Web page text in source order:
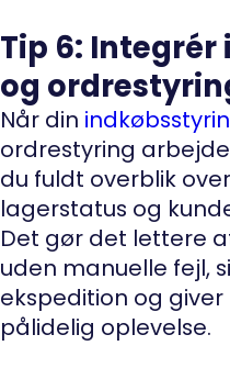
Tip 6:
og
Når din
ordrestyring
du fuldt overblik
lagerstatus og
Det gør det lettere
uden manuelle fejl,
ekspedition og
pålidelig oplevelse.